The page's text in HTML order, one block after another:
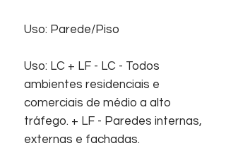
Uso: Parede/Piso
Uso: LC + LF - LC - Todos
ambientes residenciais e
comerciais de médio a alto
tráfego. + LF - Paredes internas,
externas e fachadas.